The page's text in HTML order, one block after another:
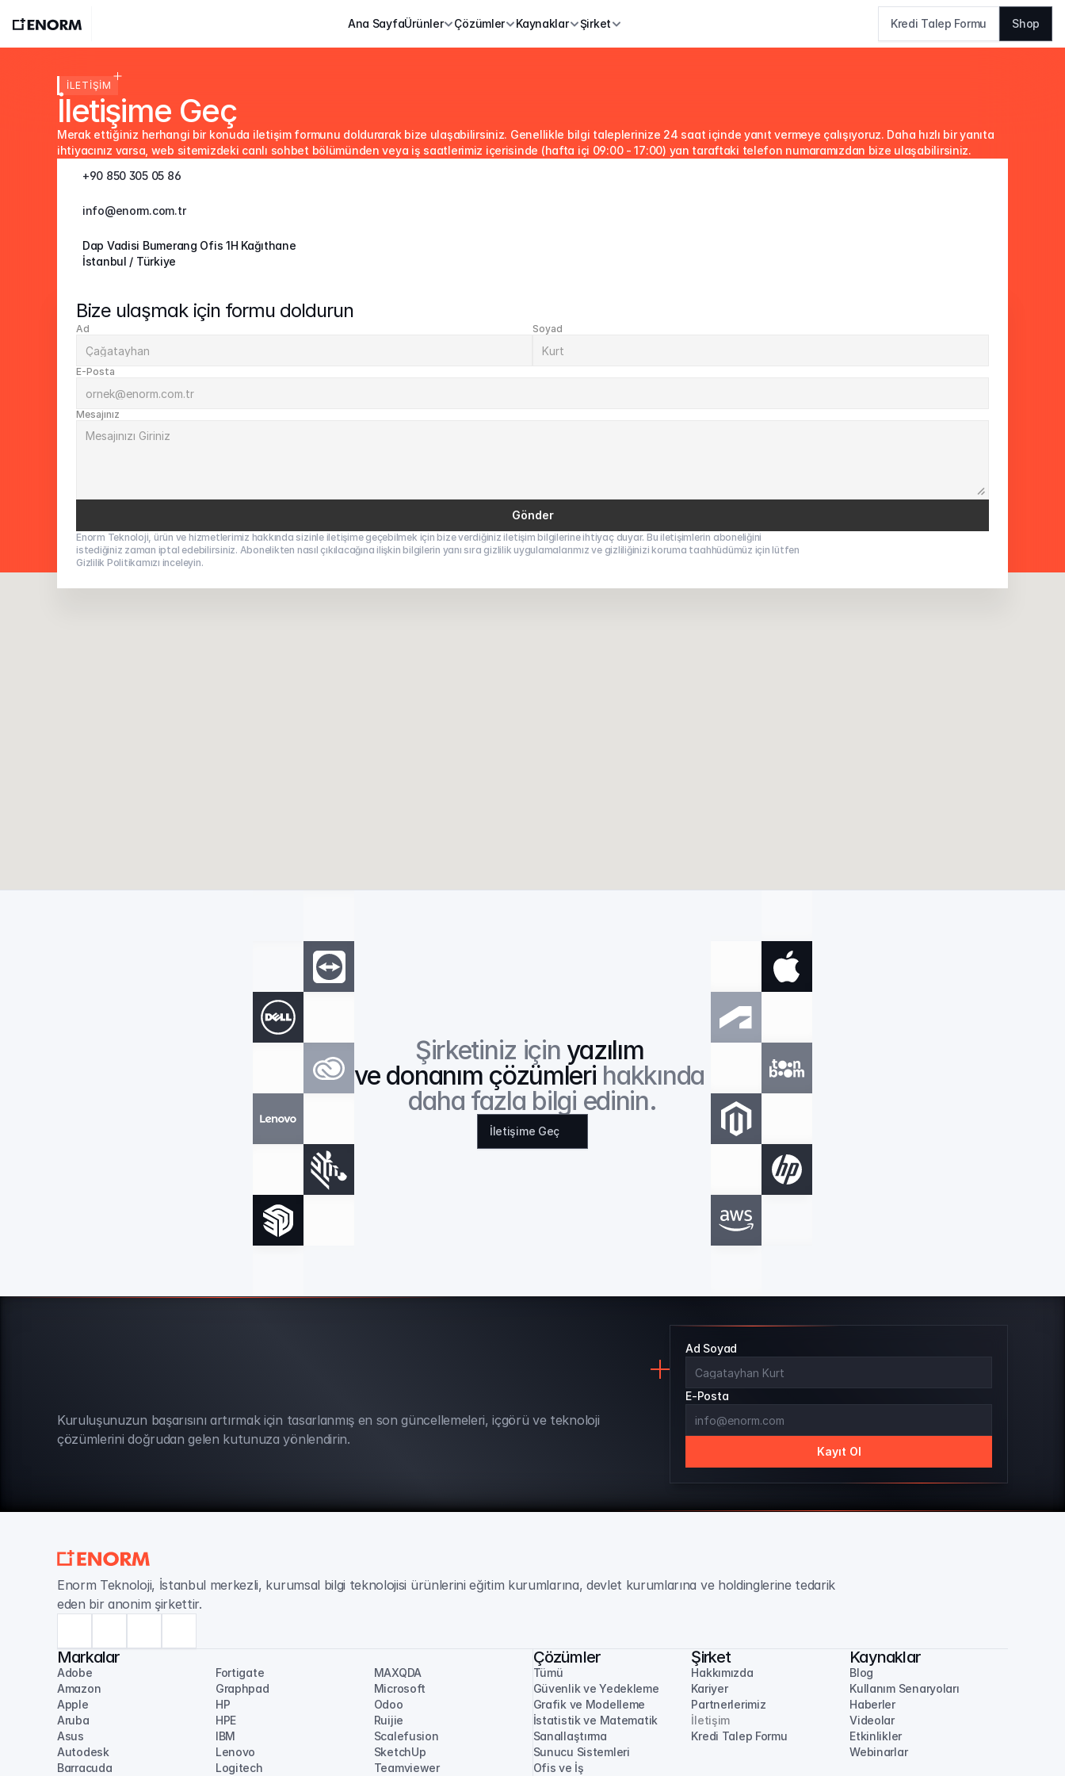
Ana SayfaÜrünler Çözümler Kaynaklar Şirket Kredi Talep Formu Shop
İLETİŞİM
İletişime Geç
Merak ettiğiniz herhangi bir konuda iletişim formunu doldurarak bize ulaşabilirsiniz. Genellikle bilgi taleplerinize 24 saat içinde yanıt vermeye çalışıyoruz. Daha hızlı bir yanıta
ihtiyacınız varsa, web sitemizdeki canlı sohbet bölümünden veya iş saatlerimiz içerisinde (hafta içi 09:00 - 17:00) yan taraftaki telefon numaramızdan bize ulaşabilirsiniz.
+90 850 305 05 86
info@enorm.com.tr
Dap Vadisi Bumerang Ofis 1H Kağıthane
İstanbul / Türkiye
Bize ulaşmak için formu doldurun
Ad Soyad
E-Posta
Mesajınız
Gönder
Enorm Teknoloji, ürün ve hizmetlerimiz hakkında sizinle iletişime geçebilmek için bize verdiğiniz iletişim bilgilerine ihtiyaç duyar. Bu iletişimlerin aboneliğini
istediğiniz zaman iptal edebilirsiniz. Abonelikten nasıl çıkılacağına ilişkin bilgilerin yanı sıra gizlilik uygulamalarımız ve gizliliğinizi koruma taahhüdümüz için lütfen
Gizlilik Politikamızı inceleyin.
Şirketiniz için yazılım
ve donanım çözümleri hakkında
daha fazla bilgi edinin.
İletişime Geç
BÜLTEN ABONELİĞİ
Kuruluşunuzun başarısını artırmak için tasarlanmış en son güncellemeleri, içgörü ve teknoloji
çözümlerini doğrudan gelen kutunuza yönlendirin.
Ad Soyad
E-Posta
Kayıt Ol
Enorm Teknoloji, İstanbul merkezli, kurumsal bilgi teknolojisi ürünlerini eğitim kurumlarına, devlet kurumlarına ve holdinglerine tedarik
eden bir anonim şirkettir.
Markalar
Adobe
Amazon
Apple
Aruba
Asus
Autodesk
Barracuda
Fortigate
Graphpad
HP
HPE
IBM
Lenovo
Logitech
MAXQDA
Microsoft
Odoo
Ruijie
Scalefusion
SketchUp
Teamviewer
Çözümler
Tümü
Güvenlik ve Yedekleme
Grafik ve Modelleme
İstatistik ve Matematik
Sanallaştırma
Sunucu Sistemleri
Ofis ve İş
Şirket
Hakkımızda
Kariyer
Partnerlerimiz
İletişim
Kredi Talep Formu
Kaynaklar
Blog
Kullanım Senaryoları
Haberler
Videolar
Etkinlikler
Webinarlar